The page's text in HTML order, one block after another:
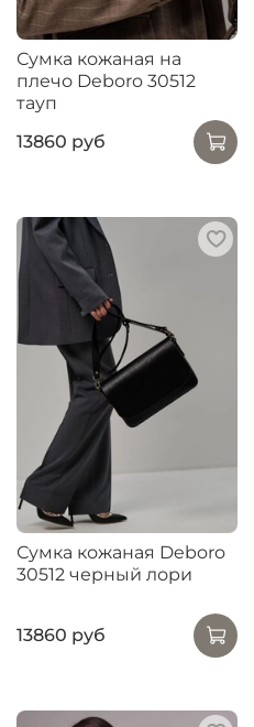
Сумка кожаная на
плечо Deboro 30512
тауп
13860 руб
Сумка кожаная Deboro
30512 черный лори
13860 руб